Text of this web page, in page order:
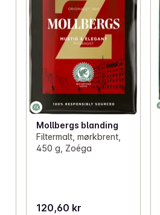
Mollbergs blanding
Filtermalt, mørkbrent,
450 g, Zoéga
120,60 kr